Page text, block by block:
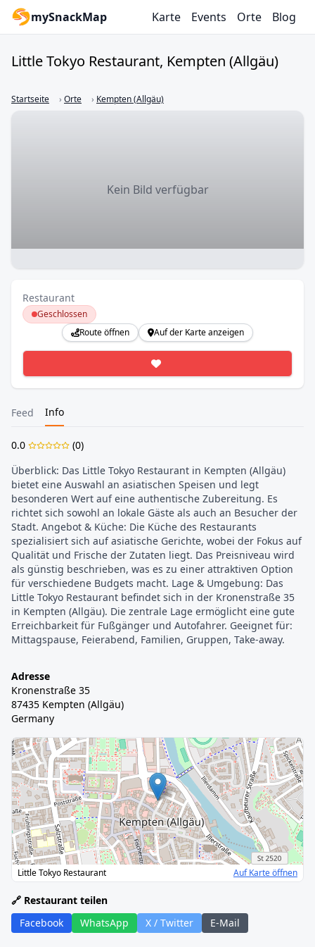
mySnackMap Karte Events Orte Blog
Little Tokyo Restaurant, Kempten (Allgäu)
Startseite › Orte › Kempten (Allgäu)
Kein Bild verfügbar
Restaurant
Geschlossen
Route öffnen
Auf der Karte anzeigen
Feed Info
0.0 (0)
Überblick: Das Little Tokyo Restaurant in Kempten (Allgäu)
bietet eine Auswahl an asiatischen Speisen und legt
besonderen Wert auf eine authentische Zubereitung. Es
richtet sich sowohl an lokale Gäste als auch an Besucher der
Stadt. Angebot & Küche: Die Küche des Restaurants
spezialisiert sich auf asiatische Gerichte, wobei der Fokus auf
Qualität und Frische der Zutaten liegt. Das Preisniveau wird
als günstig beschrieben, was es zu einer attraktiven Option
für verschiedene Budgets macht. Lage & Umgebung: Das
Little Tokyo Restaurant befindet sich in der Kronenstraße 35
in Kempten (Allgäu). Die zentrale Lage ermöglicht eine gute
Erreichbarkeit für Fußgänger und Autofahrer. Geeignet für:
Mittagspause, Feierabend, Familien, Gruppen, Take-away.
Adresse
Kronenstraße 35
87435 Kempten (Allgäu)
Germany
Little Tokyo Restaurant Auf Karte öffnen
🔗 Restaurant teilen
Facebook
WhatsApp X / Twitter E-Mail